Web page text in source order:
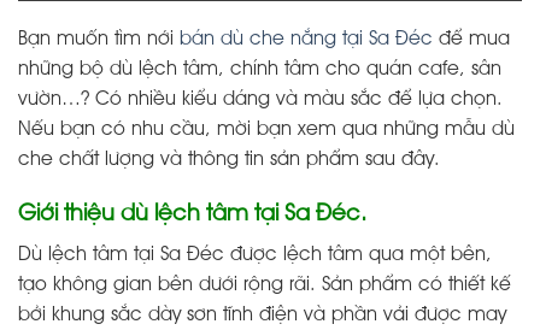
Bạn muốn tìm nới bán dù che nắng tại Sa Đéc để mua
những bộ dù lệch tâm, chính tâm cho quán cafe, sân
vườn…? Có nhiều kiểu dáng và màu sắc để lựa chọn.
Nếu bạn có nhu cầu, mời bạn xem qua những mẫu dù
che chất lượng và thông tin sản phẩm sau đây.
Giới thiệu dù lệch tâm tại Sa Đéc.
Dù lệch tâm tại Sa Đéc được lệch tâm qua một bên,
tạo không gian bên dưới rộng rãi. Sản phẩm có thiết kế
bởi khung sắc dày sơn tĩnh điện và phần vải được may